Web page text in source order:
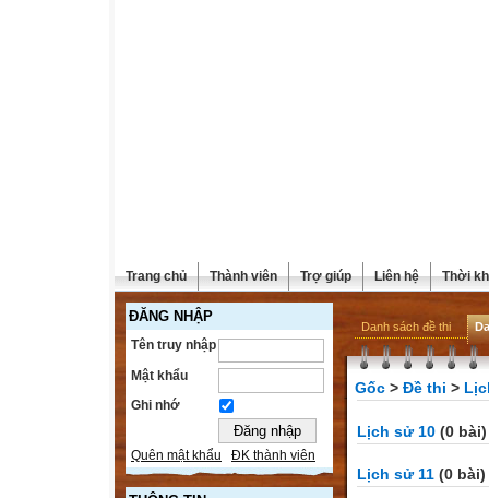
Trang chủ Thành viên Trợ giúp Liên hệ Thời
ĐĂNG NHẬP
Tên truy nhập
Mật khẩu
Ghi nhớ
Quên mật khẩu ĐK thành viên
Danh sách đề thi
Gốc > Đề thi >
Lịch sử 10 (0 bài)
Lịch sử 11 (0 bài)